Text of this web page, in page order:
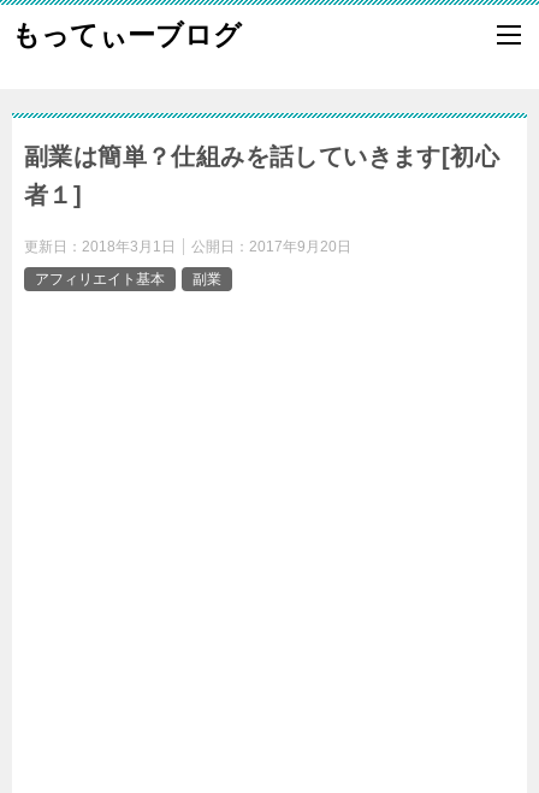
もってぃーブログ
副業は簡単？仕組みを話していきます[初心
者１]
更新日： 2018年3月1日 公開日： 2017年9月20日
アフィリエイト基本
副業